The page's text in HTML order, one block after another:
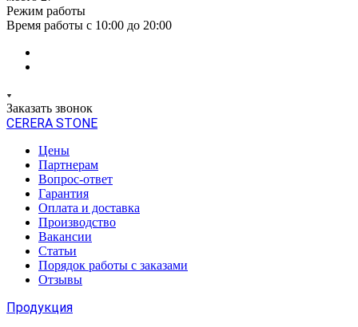
Режим работы
Время работы с 10:00 до 20:00
Заказать звонок
CERERA STONE
Цены
Партнерам
Вопрос-ответ
Гарантия
Оплата и доставка
Производство
Вакансии
Статьи
Порядок работы с заказами
Отзывы
Продукция